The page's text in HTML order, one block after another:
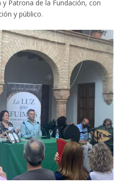
y Patrona de la Fundación, con
y público.